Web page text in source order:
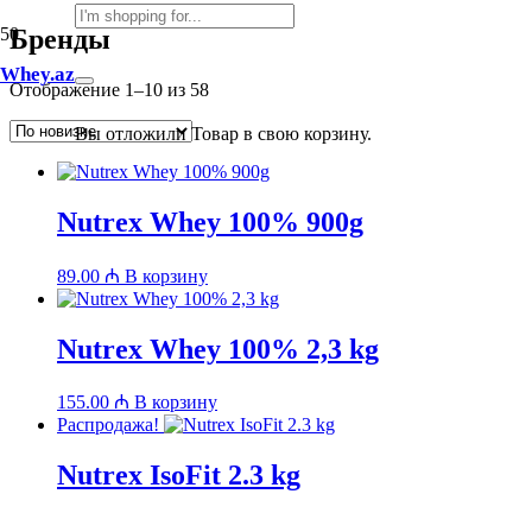
Whey.az
Вы отложилиТовар в свою корзину.
Бренды
Отображение 1–10 из 58Сортировка:
недавние
Nutrex Whey 100% 900g
89.00 ₼ В корзину
Nutrex Whey 100% 2,3 kg
155.00 ₼ В корзину
Распродажа!
Nutrex IsoFit 2.3 kg